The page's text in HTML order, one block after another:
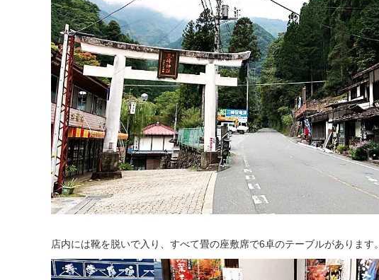
店内には靴を脱いで入り、すべて畳の座敷席で6卓のテーブルがあります。